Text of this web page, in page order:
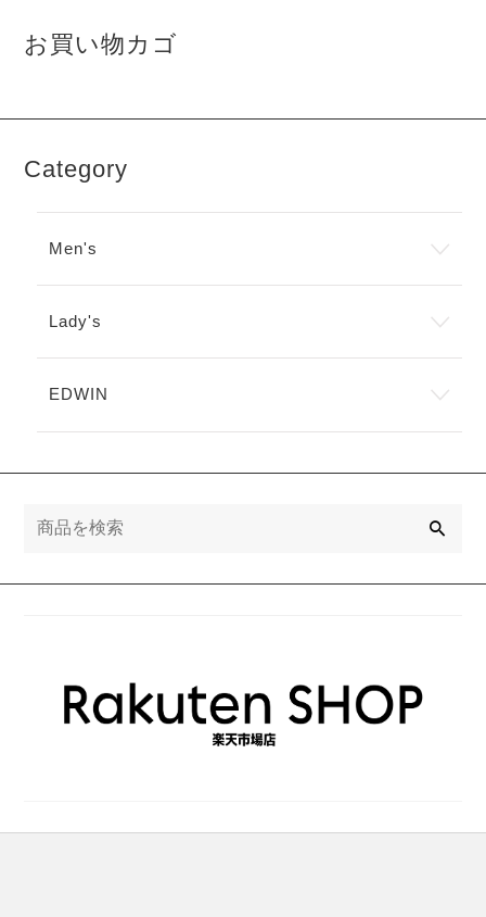
お買い物カゴ
Category
Men's
Lady's
EDWIN